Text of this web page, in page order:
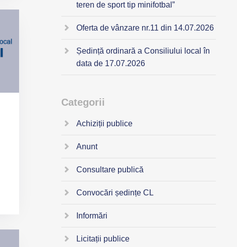
teren de sport tip minifotbal”
Oferta de vânzare nr.11 din 14.07.2026
Ședință ordinară a Consiliului local în
data de 17.07.2026
Categorii
Achiziții publice
Anunt
Consultare publică
Convocări ședințe CL
Informări
Licitații publice